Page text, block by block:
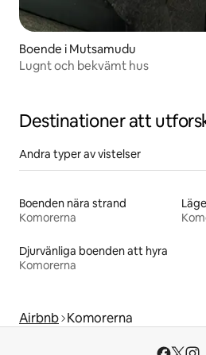
Boende i Mutsamudu
Lugnt och bekvämt hus
Destinationer att
Andra typer av vistelser
Boenden nära strand
Komorerna
Djurvänliga boenden att hyra
Komorerna
Airbnb Komorerna